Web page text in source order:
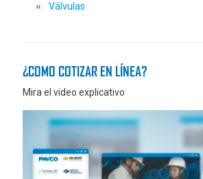
Válvulas
¿COMO COTIZAR EN LÍNEA?
Mira el video explicativo